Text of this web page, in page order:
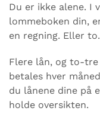
Du er ikke alene. I
lommeboken din,
en regning. Eller to.
Flere lån, og to-
betales hver
du lånene dine på
holde oversikten.